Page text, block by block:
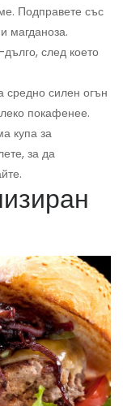
Подправете със
магданоза.
след което
средно силен огън
покафенее.
купа за
за да